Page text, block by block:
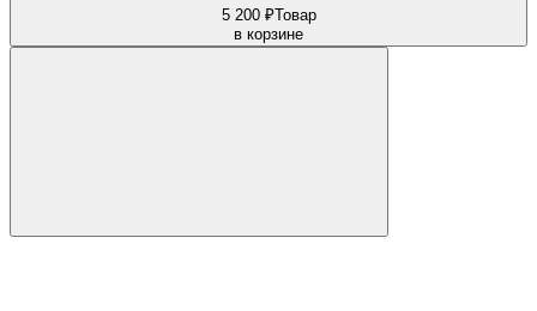
5 200 ₽Товар
в корзине